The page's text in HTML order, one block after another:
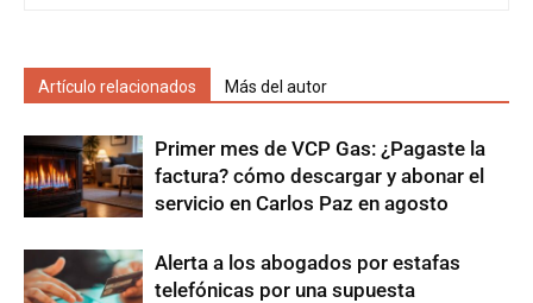
Artículo relacionados Más del autor
Primer mes de VCP Gas: ¿Pagaste la
factura? cómo descargar y abonar el
servicio en Carlos Paz en agosto
Alerta a los abogados por estafas
telefónicas por una supuesta